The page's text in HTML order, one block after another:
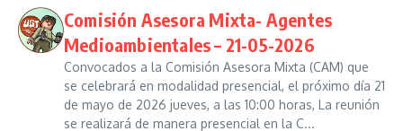
Comisión Asesora Mixta- Agentes
Medioambientales – 21-05-2026
Convocados a la Comisión Asesora Mixta (CAM) que
se celebrará en modalidad presencial, el próximo día 21
de mayo de 2026 jueves, a las 10:00 horas, La reunión
se realizará de manera presencial en la C...